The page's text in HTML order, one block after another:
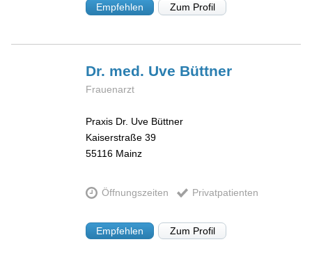
Empfehlen Zum Profil
Dr. med. Uve Büttner
Frauenarzt
Praxis Dr. Uve Büttner
Kaiserstraße 39
55116 Mainz
Öffnungszeiten Privatpatienten
Empfehlen Zum Profil